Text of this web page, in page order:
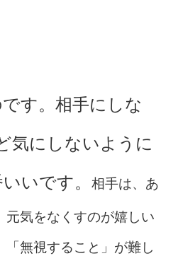
す。相手にしな
気にしないように
いです。 相手は、あ
元気をなくすのが嬉しい
無視すること」が難し